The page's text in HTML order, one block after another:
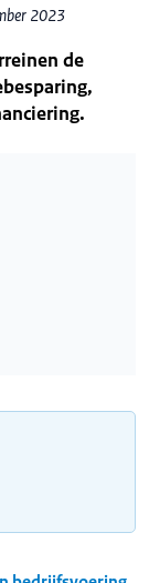
2023
de